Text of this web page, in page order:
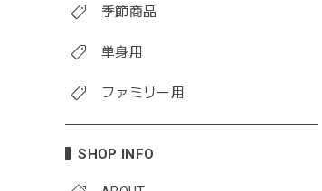
季節商品
単身用
ファミリー用
SHOP INFO